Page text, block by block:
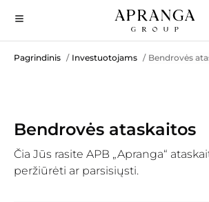
Pagrindinis / Investuotojams / Bendrovės
Bendrovės ataskaitos
Čia Jūs rasite APB „Apranga“
peržiūrėti ar parsisiųsti.